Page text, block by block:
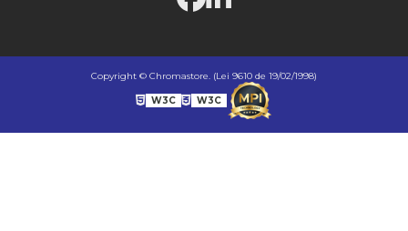
Copyright © Chromastore. (Lei 9610 de 19/02/1998)
W3C W3C